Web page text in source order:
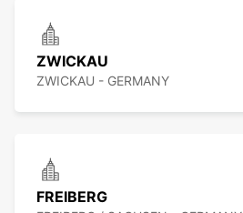
ZWICKAU
ZWICKAU - GERMANY
FREIBERG